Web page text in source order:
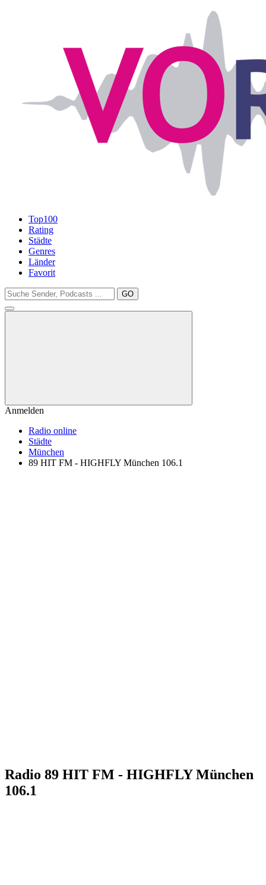
Top100
Rating
Städte
Genres
Länder
Favorit
GO
Anmelden
Radio online
Städte
München
89 HIT FM - HIGHFLY München 106.1
Radio 89 HIT FM - HIGHFLY München
106.1